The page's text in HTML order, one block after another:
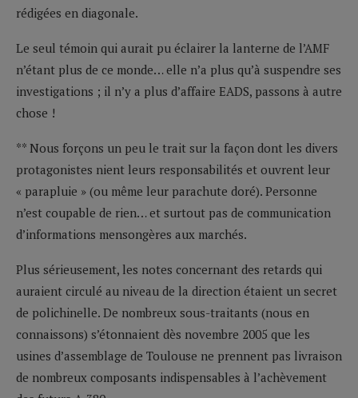
rédigées en diagonale.
Le seul témoin qui aurait pu éclairer la lanterne de l’AMF
n’étant plus de ce monde… elle n’a plus qu’à suspendre ses
investigations ; il n’y a plus d’affaire EADS, passons à autre
chose !
** Nous forçons un peu le trait sur la façon dont les divers
protagonistes nient leurs responsabilités et ouvrent leur
« parapluie » (ou même leur parachute doré). Personne
n’est coupable de rien… et surtout pas de communication
d’informations mensongères aux marchés.
Plus sérieusement, les notes concernant des retards qui
auraient circulé au niveau de la direction étaient un secret
de polichinelle. De nombreux sous-traitants (nous en
connaissons) s’étonnaient dès novembre 2005 que les
usines d’assemblage de Toulouse ne prennent pas livraison
de nombreux composants indispensables à l’achèvement